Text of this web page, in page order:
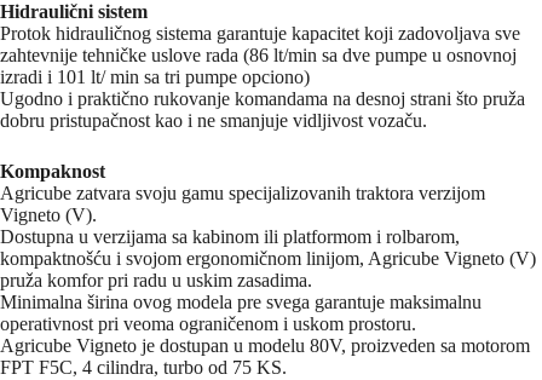
Hidraulični sistem
Protok hidrauličnog sistema garantuje kapacitet koji zadovoljava sve
zahtevnije tehničke uslove rada (86 lt/min sa dve pumpe u osnovnoj
izradi i 101 lt/ min sa tri pumpe opciono)
Ugodno i praktično rukovanje komandama na desnoj strani što pruža
dobru pristupačnost kao i ne smanjuje vidljivost vozaču.
Kompaknost
Agricube zatvara svoju gamu specijalizovanih traktora verzijom
Vigneto (V).
Dostupna u verzijama sa kabinom ili platformom i rolbarom,
kompaktnošću i svojom ergonomičnom linijom, Agricube Vigneto (V)
pruža komfor pri radu u uskim zasadima.
Minimalna širina ovog modela pre svega garantuje maksimalnu
operativnost pri veoma ograničenom i uskom prostoru.
Agricube Vigneto je dostupan u modelu 80V, proizveden sa motorom
FPT F5C, 4 cilindra, turbo od 75 KS.